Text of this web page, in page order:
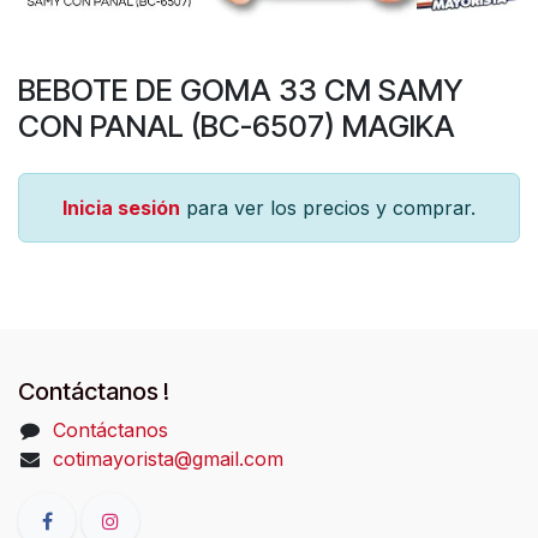
BEBOTE DE GOMA 33 CM SAMY
CON PANAL (BC-6507) MAGIKA
Inicia sesión para ver los precios y comprar.
Contáctanos !
Contáctanos
cotimayorista@gmail.com